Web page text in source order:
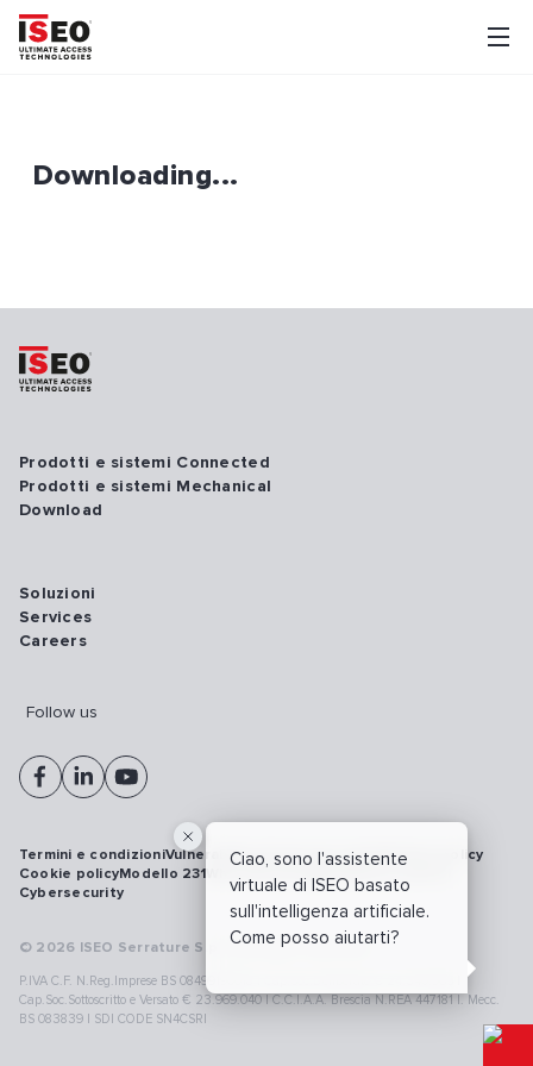
Downloading...
Ciao, sono l'assistente
virtuale di ISEO basato
sull'intelligenza artificiale.
Come posso aiutarti?
Prodotti e sistemi Connected
Prodotti e sistemi Mechanical
Download
Soluzioni
Services
Careers
Follow us
© 2026 ISEO Serrature S.p.A. All right reserved
P.IVA C.F. N.Reg.Imprese BS 08499190018 | Cap.Soc.Deliberato € 24.340.965 |
Cap.Soc.Sottoscritto e Versato € 23.969.040 | C.C.I.A.A. Brescia N.REA 447181 |. Mecc.
BS 083839 | SDI CODE SN4CSRI
Termini e condizioniVulnerability disclosure policyPrivacy policy
Cookie policyModello 231WhistleblowingRichiamo prodotti
Cybersecurity